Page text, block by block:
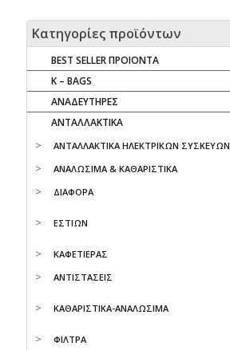
Κατηγορίες προϊόντων
BEST SELLER ΠΡΟΙΟΝΤΑ
K – BAGS
ΑΝΑΔΕΥΤΗΡΕΣ
ΑΝΤΑΛΛΑΚΤΙΚΑ
AΝΤΑΛΛΑΚΤΙΚΑ ΗΛΕΚΤΡΙΚΩΝ ΣΥΣΚΕΥΩΝ
ΑΝΑΛΩΣΙΜΑ & ΚΑΘΑΡΙΣΤΙΚΑ
ΔΙΑΦΟΡΑ
ΕΣΤΙΩΝ
ΚΑΦΕΤΙΕΡΑΣ
ΑΝΤΙΣΤΑΣΕΙΣ
ΚΑΘΑΡΙΣΤΙΚΑ-ΑΝΑΛΩΣΙΜΑ
ΦΙΛΤΡΑ